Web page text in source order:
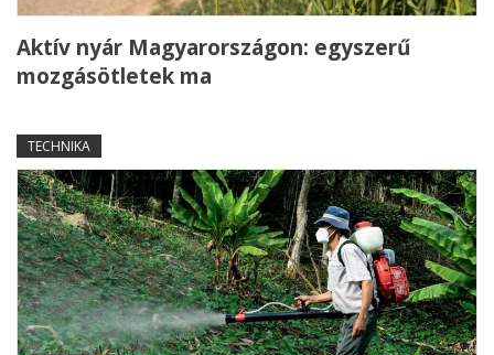
Aktív nyár Magyarországon: egyszerű
mozgásötletek ma
TECHNIKA